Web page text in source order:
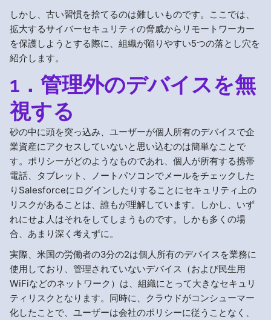
しかし、古い習慣を捨てるのは難しいものです。ここでは、
拡大するサイバーセキュリティの脅威からリモートワーカー
を保護しようとする際に、組織が陥りやすい5つの落とし穴を
紹介します。
1．管理外のデバイスを無
視する
砂の中に頭を突っ込み、ユーザーが個人所有のデバイスで企
業資産にアクセスしていないと思い込むのは簡単なことで
す。ポリシーがどのようなものであれ、個人が所有する携帯
電話、タブレット、ノートパソコンでメールをチェックした
りSalesforceにログインしたりすることにセキュリティ上の
リスクがあることは、誰もが理解しています。しかし、いず
れにせよ人はそれをしてしまうものです。しかも多くの場
合、あまり深く考えずに。
実際、米国の労働者の3分の2は個人所有のデバイスを業務に
使用しており、管理されていないデバイス（および民生用
WiFiなどのネットワーク）は、組織にとって大きなセキュリ
ティリスクとなります。同時に、クラウドがコンシューマー
化したことで、ユーザーは会社のポリシーに従うことなく、